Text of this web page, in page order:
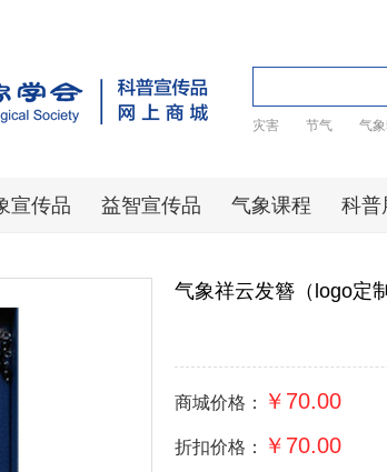
灾害 节气 气
宣传品 益智宣传品 气象课程 科普
气象祥云发簪（logo定
商城价格： ￥70.00
折扣价格： ￥70.00